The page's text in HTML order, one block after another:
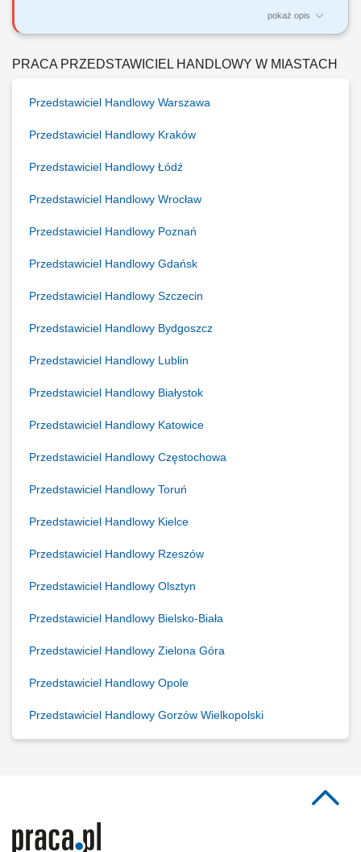
pokaż opis
Zakres obowiązków: Planowanie i realizacja celów sprzedażowych w
utrzymywanie relacji biznesowych ze wszystkimi klientami.
PRACA PRZEDSTAWICIEL HANDLOWY W MIASTACH
Przedstawiciel Handlowy Warszawa
Przedstawiciel Handlowy Kraków
Przedstawiciel Handlowy Łódź
Przedstawiciel Handlowy Wrocław
Przedstawiciel Handlowy Poznań
Przedstawiciel Handlowy Gdańsk
Przedstawiciel Handlowy Szczecin
Przedstawiciel Handlowy Bydgoszcz
Przedstawiciel Handlowy Lublin
Przedstawiciel Handlowy Białystok
Przedstawiciel Handlowy Katowice
Przedstawiciel Handlowy Częstochowa
Przedstawiciel Handlowy Toruń
Przedstawiciel Handlowy Kielce
Przedstawiciel Handlowy Rzeszów
Przedstawiciel Handlowy Olsztyn
Przedstawiciel Handlowy Bielsko-Biała
Przedstawiciel Handlowy Zielona Góra
Przedstawiciel Handlowy Opole
Przedstawiciel Handlowy Gorzów Wielkopolski